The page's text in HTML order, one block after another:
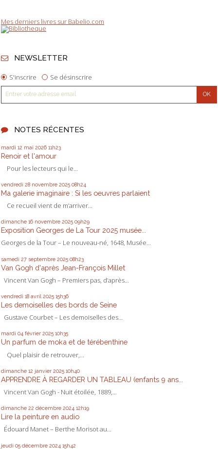
Mes derniers livres sur Babelio.com
NEWSLETTER
S'inscrire Se désinscrire
NOTES RÉCENTES
mardi 12 mai 2026 11h23
Renoir et l'amour
Pour les lecteurs qui le...
vendredi 28 novembre 2025 08h24
Ma galerie imaginaire : Si les oeuvres parlaient
Ce recueil vient de m’arriver...
dimanche 16 novembre 2025 09h29
Exposition Georges de La Tour 2025 musée...
Georges de la Tour – Le nouveau-né, 1648, Musée...
samedi 27 septembre 2025 08h23
Van Gogh d'après Jean-François Millet
Vincent Van Gogh – Premiers pas, d’après...
vendredi 18 avril 2025 15h36
Les demoiselles des bords de Seine
Gustave Courbet – Les demoiselles des...
mardi 04 février 2025 10h35
Un parfum de moka et de térébenthine
Quel plaisir de retrouver,...
dimanche 12 janvier 2025 10h40
APPRENDRE À REGARDER UN TABLEAU (enfants 9 ans...
Vincent Van Gogh - Nuit étoilée, 1889,...
dimanche 22 décembre 2024 12h19
Lire la peinture en audio
Édouard Manet – Berthe Morisot au...
jeudi 05 décembre 2024 15h42